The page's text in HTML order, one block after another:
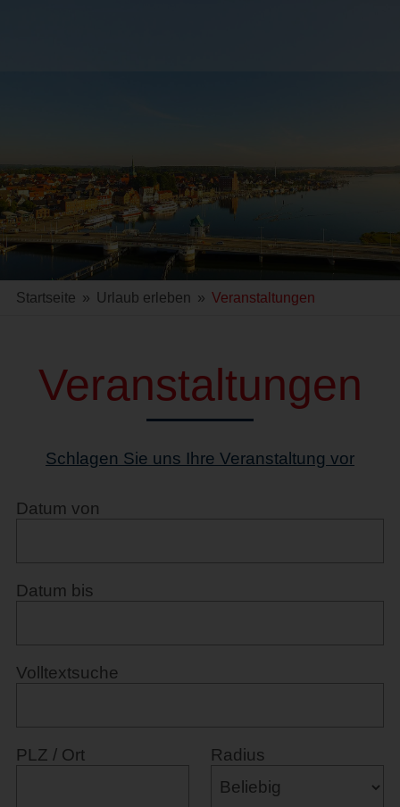
Startseite » Urlaub erleben » Veranstaltungen
Veranstaltungen
Schlagen Sie uns Ihre Veranstaltung vor
Datum von
Datum bis
Volltextsuche
PLZ / Ort Radius